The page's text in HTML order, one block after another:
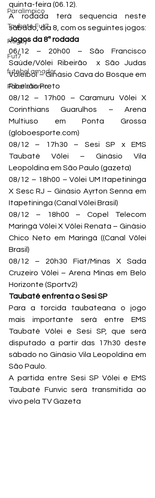
Paralímpico
Taubaté Fut7
Rugby
Fut7
futebol amador
Paratletismo
quinta-feira (06.12).
A rodada terá sequencia neste
sábado, dia 8, com os seguintes jogos:
Jogos da 8ª rodada
06/12 – 20h00 – São Francisco
Saúde/Vôlei Ribeirão  x São Judas
Voleibol – Ginásio Cava do Bosque em
Ribeirão Preto
08/12 – 17h00 – Caramuru Vôlei X
Corinthians Guarulhos – Arena
Multiuso em Ponta Grossa
(globoesporte.com)
08/12 – 17h30 – Sesi SP x EMS
Taubaté Vôlei – Ginásio Vila
Leopoldina em São Paulo (gazeta)
08/12 – 18h00 – Vôlei UM Itapetininga
X Sesc RJ – Ginásio Ayrton Senna em
Itapetininga (Canal Vôlei Brasil)
08/12 – 18h00 – Copel Telecom
Maringá Vôlei X Vôlei Renata – Ginásio
Chico Neto em Maringá ((Canal Vôlei
Brasil)
08/12 – 20h30 Fiat/Minas X Sada
Cruzeiro Vôlei – Arena Minas em Belo
Horizonte (Sportv2)
Taubaté enfrenta o Sesi SP
Para a torcida taubateana o jogo
mais importante será entre EMS
Taubaté Vôlei e Sesi SP, que será
disputado a partir das 17h30 deste
sábado no Ginásio Vila Leopoldina em
São Paulo.
A partida entre Sesi SP Vôlei e EMS
Taubaté Funvic será transmitida ao
vivo pela TV Gazeta